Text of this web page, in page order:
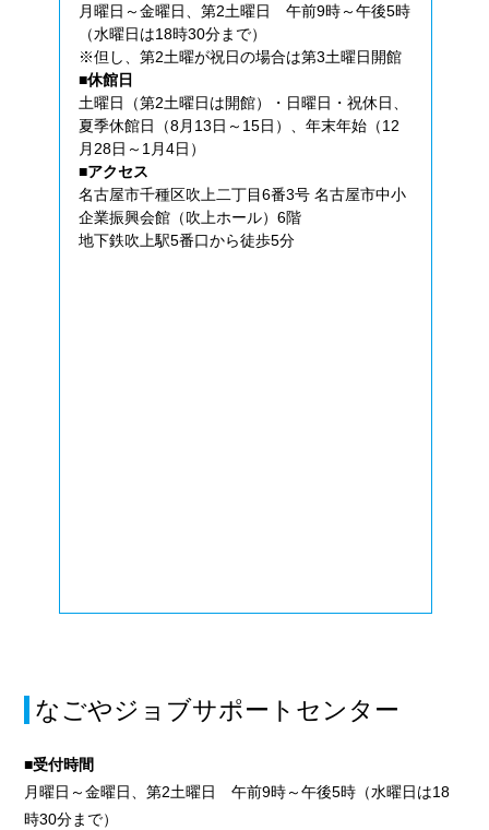
月曜日～金曜日、第2土曜日 午前9時～午後5時
（水曜日は18時30分まで）
※但し、第2土曜が祝日の場合は第3土曜日開館
■休館日
土曜日（第2土曜日は開館）・日曜日・祝休日、
夏季休館日（8月13日～15日）、年末年始（12
月28日～1月4日）
■アクセス
名古屋市千種区吹上二丁目6番3号 名古屋市中小
企業振興会館（吹上ホール）6階
地下鉄吹上駅5番口から徒歩5分
なごやジョブサポートセンター
■受付時間
月曜日～金曜日、第2土曜日 午前9時～午後5時（水曜日は18
時30分まで）